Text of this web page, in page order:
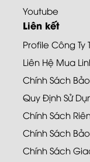
Youtube
Liên kết
Profile Công Ty
Liên Hệ Mua
Chính Sách
Quy Định Sử
Chính Sách
Chính Sách
Chính Sách